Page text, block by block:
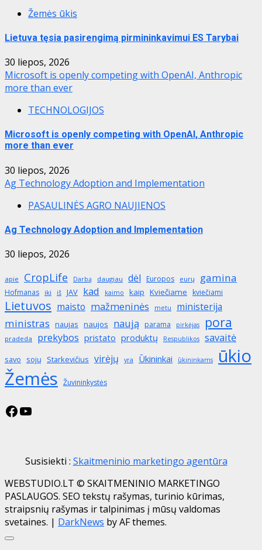
Žemės ūkis
Lietuva tęsia pasirengimą pirmininkavimui ES Tarybai
30 liepos, 2026
Microsoft is openly competing with OpenAI, Anthropic
more than ever
TECHNOLOGIJOS
Microsoft is openly competing with OpenAI, Anthropic
more than ever
30 liepos, 2026
Ag Technology Adoption and Implementation
PASAULINĖS AGRO NAUJIENOS
Ag Technology Adoption and Implementation
30 liepos, 2026
apie CropLife Darbą daugiau dėl Europos eurų gamina
Hofmanas iki iš JAV kad kaimo kaip Kviečiame kviečiami
Lietuvos maisto mažmeninės metu ministerija
ministras naujas naujos naują parama pirkėjas pora
pradeda prekybos pristato produktų Respublikos savaitė
savo sojų Starkevičius virėjų yra Ūkininkai ūkininkams ūkio
Žemės Žuvininkystės
Facebook
YouTube
Susisiekti : Skaitmeninio marketingo agentūra
WEBSTUDIO.LT © SKAITMENINIO MARKETINGO
PASLAUGOS. SEO tekstų rašymas, turinio kūrimas,
straipsnių rašymas ir talpinimas į mūsų valdomas
svetaines. | DarkNews by AF themes.
Close